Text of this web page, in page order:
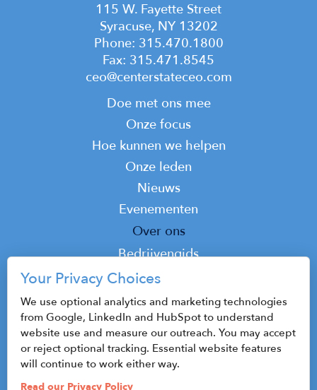
115 W. Fayette Street
Syracuse, NY 13202
Phone: 315.470.1800
Fax: 315.471.8545
ceo@centerstateceo.com
Doe met ons mee
Onze focus
Hoe kunnen we helpen
Onze leden
Nieuws
Evenementen
Top
Over ons
Bedrijvengids
Podcast
Contact
© 2026 CenterState CEO
Your Privacy Choices
We use optional analytics and marketing technologies
from Google, LinkedIn and HubSpot to understand
website use and measure our outreach. You may accept
or reject optional tracking. Essential website features
will continue to work either way.
Read our Privacy Policy